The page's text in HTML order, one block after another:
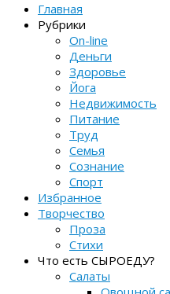
Главная
Рубрики
On-line
Деньги
Здоровье
Йога
Недвижимость
Питание
Труд
Семья
Сознание
Спорт
Избранное
Творчество
Проза
Стихи
Что есть СЫРОЕДУ?
Салаты